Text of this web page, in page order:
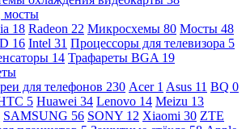
мосты
18 Radeon 22 Микросхемы 80 Мосты 48
16 Intel 31 Процессоры для телевизора 5
14 Трафареты BGA 19
для телефонов 230 Acer 1 Asus 11 BQ 0
5 Huawei 34 Lenovo 14 Meizu 13
SAMSUNG 56 SONY 12 Xiaomi 30 ZTE